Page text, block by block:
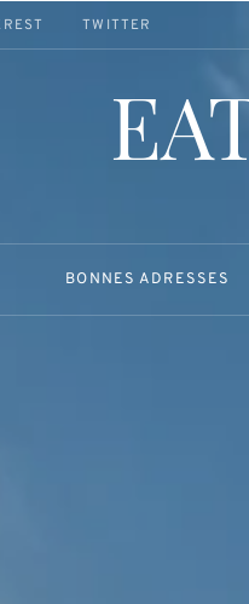
TWITTER
BONNES ADRESSES